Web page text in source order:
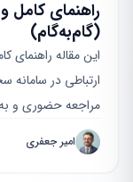
راهنمای کامل
(گام‌به‌گام)
این مقاله راهنمای
ارتباطی در
مراجعه حضوری و
امیر جعفری